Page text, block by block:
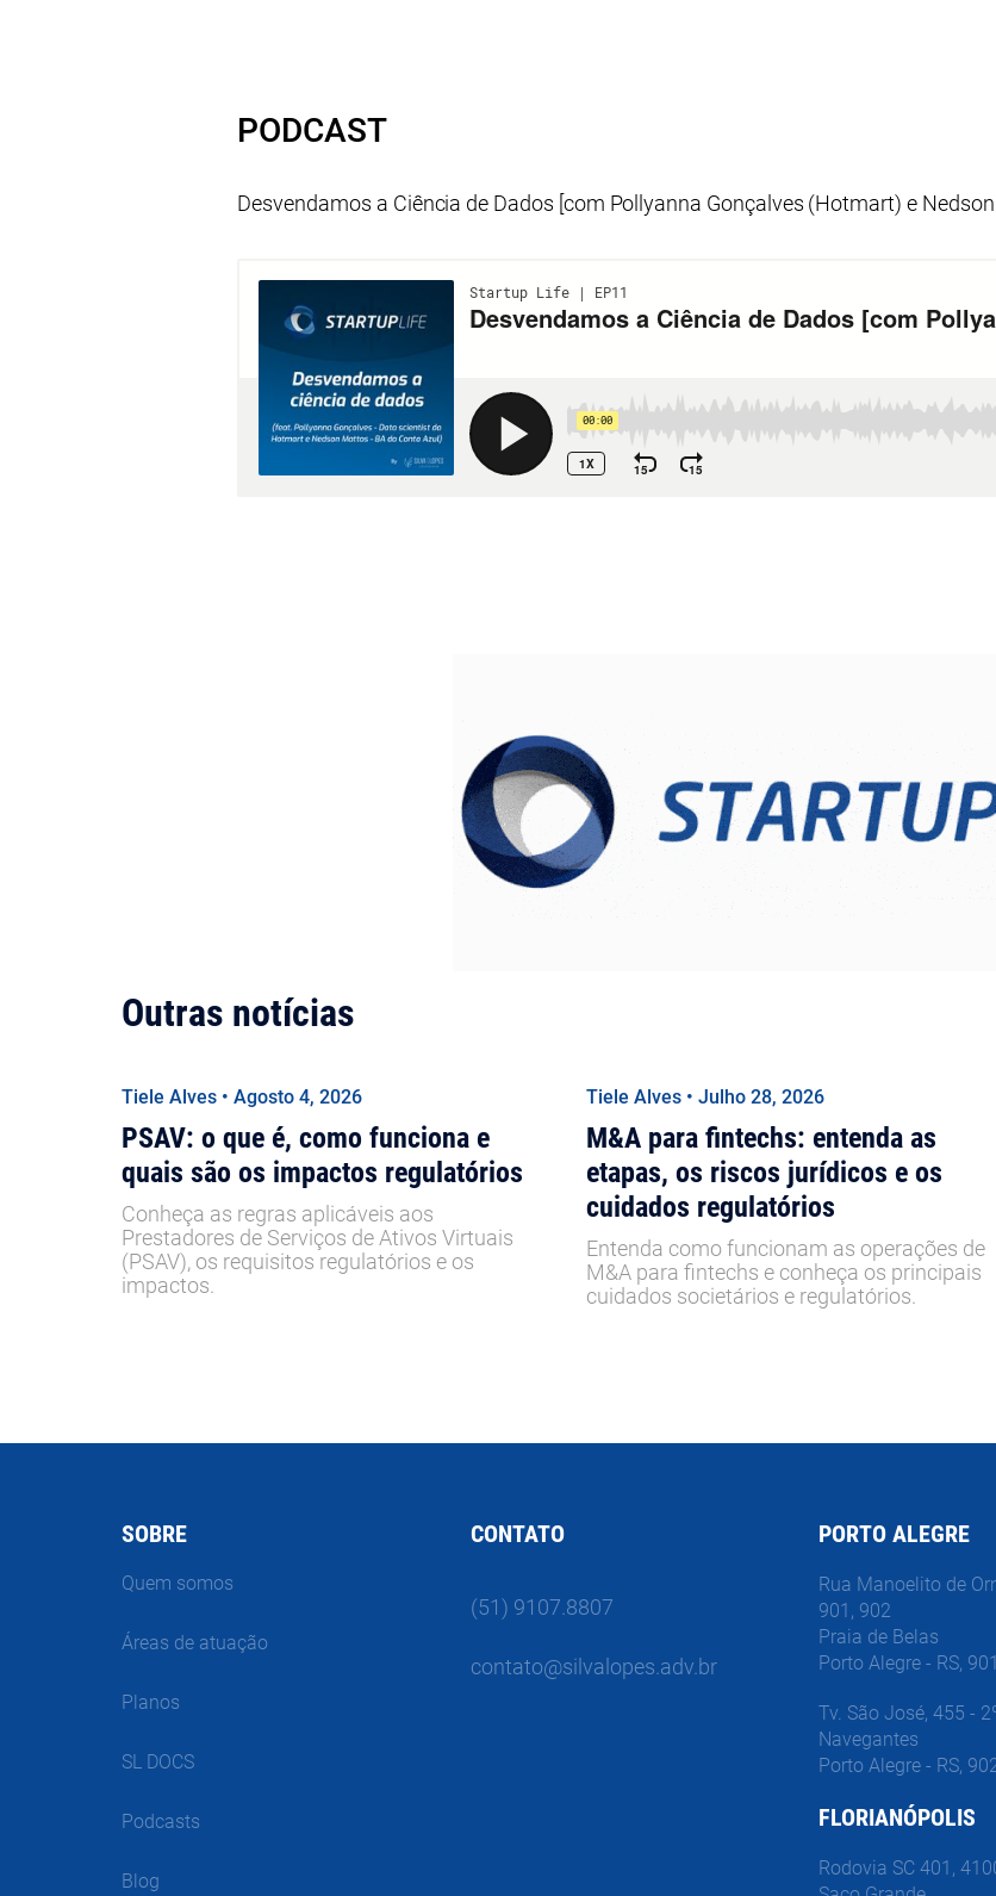
PODCAST
Desvendamos a Ciência de Dados [com Pollyanna Gonçalves (Hotmart) e
Outras notícias
Tiele Alves • Agosto 4, 2026
PSAV: o que é, como funciona e
quais são os impactos regulatórios
Conheça as regras aplicáveis aos
Prestadores de Serviços de Ativos Virtuais
(PSAV), os requisitos regulatórios e os
impactos.
Tiele Alves • Julho 28, 2026
M&A para fintechs: entenda as
etapas, os riscos jurídicos e os
cuidados regulatórios
Entenda como funcionam as operações de
M&A para fintechs e conheça os principais
cuidados societários e regulatórios.
SOBRE
Quem somos
Áreas de atuação
Planos
SL DOCS
Podcasts
Blog
CONTATO
(51) 9107.8807
contato@silvalopes.adv.br
PORTO ALEGRE
Rua Manoelito de
901, 902
Praia de Belas
Porto Alegre - RS,
Tv. São José, 455 -
Navegantes
Porto Alegre - RS,
FLORIANÓPOLIS
Rodovia SC 401,